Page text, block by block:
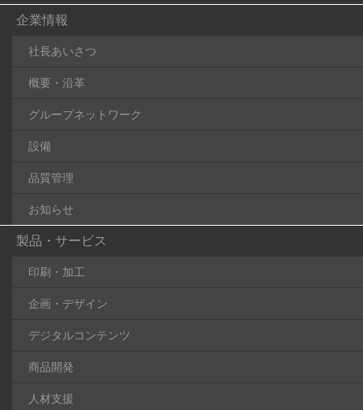
企業情報
社長あいさつ
概要・沿革
グループネットワーク
設備
品質管理
お知らせ
製品・サービス
印刷・加工
企画・デザイン
デジタルコンテンツ
商品開発
人材支援